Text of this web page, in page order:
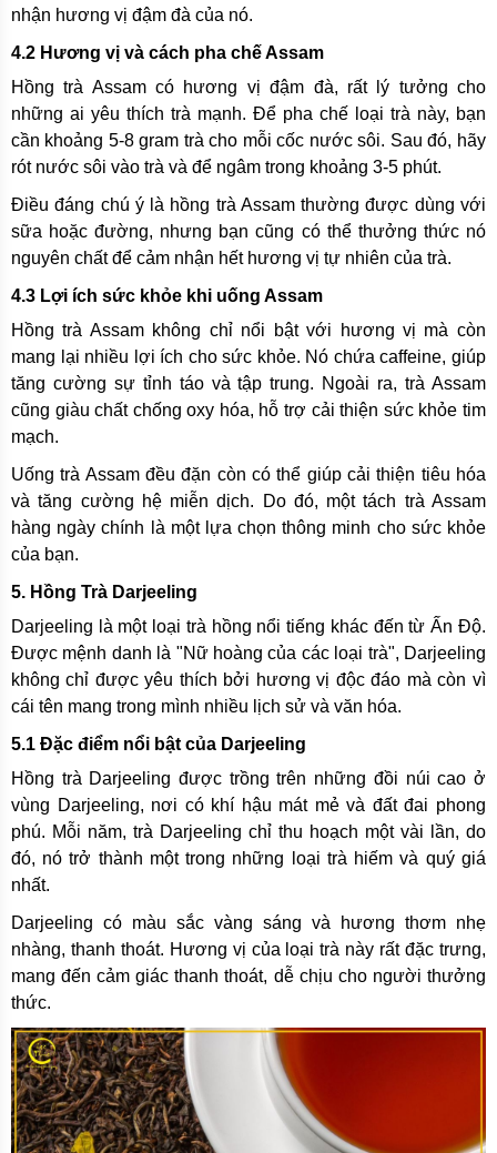
nhận hương vị đậm đà của nó.
4.2 Hương vị và cách pha chế Assam
Hồng trà Assam có hương vị đậm đà, rất lý tưởng cho
những ai yêu thích trà mạnh. Để pha chế loại trà này, bạn
cần khoảng 5-8 gram trà cho mỗi cốc nước sôi. Sau đó, hãy
rót nước sôi vào trà và để ngâm trong khoảng 3-5 phút.
Điều đáng chú ý là hồng trà Assam thường được dùng với
sữa hoặc đường, nhưng bạn cũng có thể thưởng thức nó
nguyên chất để cảm nhận hết hương vị tự nhiên của trà.
4.3 Lợi ích sức khỏe khi uống Assam
Hồng trà Assam không chỉ nổi bật với hương vị mà còn
mang lại nhiều lợi ích cho sức khỏe. Nó chứa caffeine, giúp
tăng cường sự tỉnh táo và tập trung. Ngoài ra, trà Assam
cũng giàu chất chống oxy hóa, hỗ trợ cải thiện sức khỏe tim
mạch.
Uống trà Assam đều đặn còn có thể giúp cải thiện tiêu hóa
và tăng cường hệ miễn dịch. Do đó, một tách trà Assam
hàng ngày chính là một lựa chọn thông minh cho sức khỏe
của bạn.
5. Hồng Trà Darjeeling
Darjeeling là một loại trà hồng nổi tiếng khác đến từ Ấn Độ.
Được mệnh danh là "Nữ hoàng của các loại trà", Darjeeling
không chỉ được yêu thích bởi hương vị độc đáo mà còn vì
cái tên mang trong mình nhiều lịch sử và văn hóa.
5.1 Đặc điểm nổi bật của Darjeeling
Hồng trà Darjeeling được trồng trên những đồi núi cao ở
vùng Darjeeling, nơi có khí hậu mát mẻ và đất đai phong
phú. Mỗi năm, trà Darjeeling chỉ thu hoạch một vài lần, do
đó, nó trở thành một trong những loại trà hiếm và quý giá
nhất.
Darjeeling có màu sắc vàng sáng và hương thơm nhẹ
nhàng, thanh thoát. Hương vị của loại trà này rất đặc trưng,
mang đến cảm giác thanh thoát, dễ chịu cho người thưởng
thức.